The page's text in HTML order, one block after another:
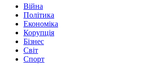
Війна
Політика
Економіка
Корупція
Бізнес
Світ
Спорт